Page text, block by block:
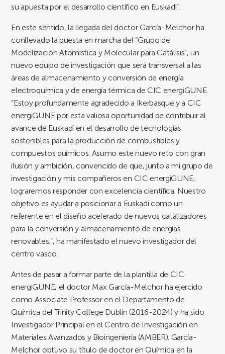
su apuesta por el desarrollo científico en Euskadi”.
En este sentido, la llegada del doctor García-Melchor ha
conllevado la puesta en marcha del “Grupo de
Modelización Atomística y Molecular para Catálisis”, un
nuevo equipo de investigación que será transversal a las
áreas de almacenamiento y conversión de energía
electroquímica y de energía térmica de CIC energiGUNE.
“Estoy profundamente agradecido a Ikerbasque y a CIC
energiGUNE por esta valiosa oportunidad de contribuir al
avance de Euskadi en el desarrollo de tecnologías
sostenibles para la producción de combustibles y
compuestos químicos. Asumo este nuevo reto con gran
ilusión y ambición, convencido de que, junto a mi grupo de
investigación y mis compañeros en CIC energiGUNE,
lograremos responder con excelencia científica. Nuestro
objetivo es ayudar a posicionar a Euskadi como un
referente en el diseño acelerado de nuevos catalizadores
para la conversión y almacenamiento de energías
renovables.”, ha manifestado el nuevo investigador del
centro vasco.
Antes de pasar a formar parte de la plantilla de CIC
energiGUNE, el doctor Max García-Melchor ha ejercido
como Associate Professor en el Departamento de
Química del Trinity College Dublin (2016-2024) y ha sido
Investigador Principal en el Centro de Investigación en
Materiales Avanzados y Bioingeniería (AMBER). García-
Melchor obtuvo su título de doctor en Química en la